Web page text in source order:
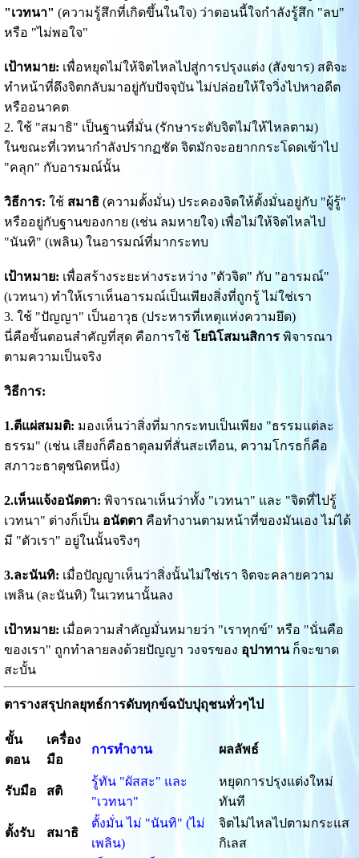
"เวทนา" (ความรู้สึกที่เกิดขึ้นในใจ) ว่าตอนนี้ใจกำลังรู้สึก "ลบ"
หรือ "ไม่พอใจ"
เป้าหมาย: เพื่อหยุดไม่ให้จิตไหลไปสู่การปรุงแต่ง (สังขาร) สติจะ
ทำหน้าที่ดึงจิตกลับมาอยู่กับปัจจุบัน ไม่ปล่อยให้ใจวิ่งไปหาอดีต
หรืออนาคต
2. ใช้ "สมาธิ" เป็นฐานที่มั่น (รักษาระดับจิตไม่ให้ไหลตาม)
ในขณะที่เวทนากำลังปรากฏชัด จิตมักจะอยากกระโดดเข้าไป
"คลุก" กับอารมณ์นั้น
วิธีการ: ใช้ สมาธิ(ความตั้งมั่น) ประคองจิตให้ตั้งมั่นอยู่กับ "ผู้รู้"
หรืออยู่กับฐานของกาย (เช่น ลมหายใจ) เพื่อไม่ให้จิตไหลไป
"นันทิ" (เพลิน) ในอารมณ์ที่มากระทบ
เป้าหมาย: เพื่อสร้างระยะห่างระหว่าง "ตัวจิต" กับ "อารมณ์"
(เวทนา) ทำให้เราเห็นอารมณ์เป็นเพียงสิ่งที่ถูกรู้ ไม่ใช่เรา
3. ใช้ "ปัญญา" เป็นอาวุธ (ประหารที่เหตุแห่งความยึด)
นี่คือขั้นตอนสำคัญที่สุด คือการใช้ โยนิโสมนสิการพิจารณา
ตามความเป็นจริง
วิธีการ:
1.ตีแผ่สมมติ: มองเห็นว่าสิ่งที่มากระทบเป็นเพียง "ธรรมแต่ละ
ธรรม" (เช่น เสียงก็คือธาตุลมที่สั่นสะเทือน, ความโกรธก็คือ
สภาวะธาตุชนิดหนึ่ง)
2.เห็นแจ้งอนัตตา: พิจารณาเห็นว่าทั้ง "เวทนา" และ "จิตที่ไปรู้
เวทนา" ต่างก็เป็น อนัตตาคือทำงานตามหน้าที่ของมันเอง ไม่ได้
มี "ตัวเรา" อยู่ในนั้นจริงๆ
3.ละนันทิ: เมื่อปัญญาเห็นว่าสิ่งนั้นไม่ใช่เรา จิตจะคลายความ
เพลิน (ละนันทิ) ในเวทนานั้นลง
เป้าหมาย: เมื่อความสำคัญมั่นหมายว่า "เราทุกข์" หรือ "นั่นคือ
ของเรา" ถูกทำลายลงด้วยปัญญา วงจรของ อุปาทานก็จะขาด
สะบั้น
ตารางสรุปกลยุทธ์การดับทุกข์ฉบับปุถุชนทั่วๆไป
ขั้น
ตอน
เครื่อง
มือ
การทำงาน ผลลัพธ์
รับมือ สติ
รู้ทัน "ผัสสะ" และ
"เวทนา"
หยุดการปรุงแต่งใหม่
ทันที
ตั้งรับ สมาธิ
ตั้งมั่น ไม่ "นันทิ" (ไม่
เพลิน)
จิตไม่ไหลไปตามกระแส
กิเลส